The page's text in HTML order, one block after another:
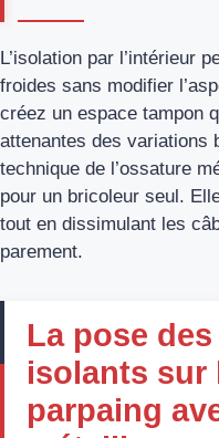
L’isolation par l’intérieur
froides sans modifier
créez un espace tampon
attenantes des variations
technique de l’ossature
pour un bricoleur seul.
tout en dissimulant les
parement.
La pose
isolants sur
parpaing